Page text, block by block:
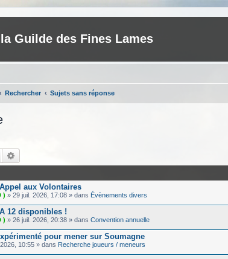
Guilde des Fines Lames
Rechercher Sujets sans réponse
Rechercher
aux Volontaires
) » 29 juil. 2026, 17:08 » dans Évènements divers
12 disponibles !
) » 26 juil. 2026, 20:38 » dans Convention annuelle
pour mener sur Soumagne
10:55 » dans Recherche joueurs / meneurs